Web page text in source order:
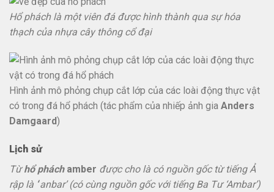
Hổ phách là một viên đá được hình thành qua sự hóa
thạch của nhựa cây thông cổ đại
Hình ảnh mô phỏng chụp cắt lớp của các loài động thực vật
có trong đá hổ phách (tác phẩm của nhiếp ảnh gia Anders
Damgaard)
Lịch sử
Từhổ phách amber được cho là có nguồn gốc từ tiếng Ả
rập là ‘ ‘anbar’(có cùng nguồn gốc với tiếng Ba Tư ‘ Ambar’)